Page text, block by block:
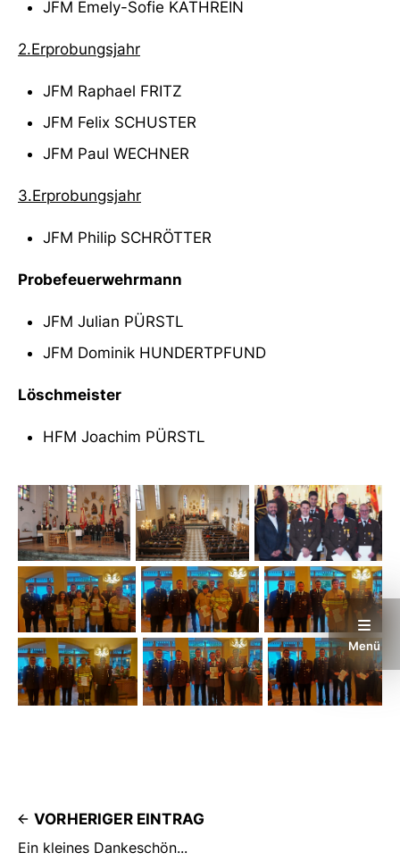
Menü
JFM Emely-Sofie KATHREIN
2.Erprobungsjahr
JFM Raphael FRITZ
JFM Felix SCHUSTER
JFM Paul WECHNER
3.Erprobungsjahr
JFM Philip SCHRÖTTER
Probefeuerwehrmann
JFM Julian PÜRSTL
JFM Dominik HUNDERTPFUND
Löschmeister
HFM Joachim PÜRSTL
VORHERIGER EINTRAG
Ein kleines Dankeschön...